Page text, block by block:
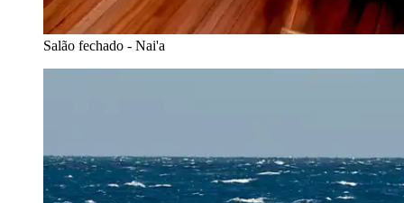
Salão fechado - Nai'a